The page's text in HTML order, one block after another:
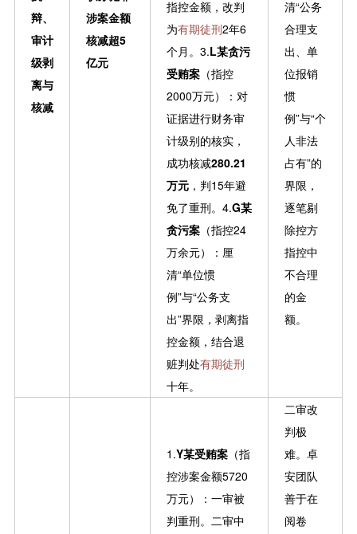
辩、
审计
级剥
离与
核减
涉案金额
核减超5
亿元
指控金额，改判
为有期徒刑2年6
个月。3.L某贪污
受贿案（指控
2000万元）：对
证据进行财务审
计级别的核实，
成功核减280.21
万元，判15年避
免了重刑。4.G某
贪污案（指控24
万余元）：厘
清“单位惯
例”与“公务支
出”界限，剥离指
控金额，结合退
赃判处有期徒刑
十年。
清“公务
合理支
出、单
位报销
惯
例”与“个
人非法
占有”的
界限，
逐笔剔
除控方
指控中
不合理
的金
额。
1.Y某受贿案（指
控涉案金额5720
万元）：一审被
判重刑。二审中
二审改
判极
难。卓
安团队
善于在
阅卷